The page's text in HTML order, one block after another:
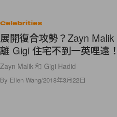
Celebrities
展開復合攻勢？Zayn
離 Gigi 住宅不到一英哩遠！
Zayn Malik 和 Gigi Hadid
By Ellen Wang/2018年3月22日